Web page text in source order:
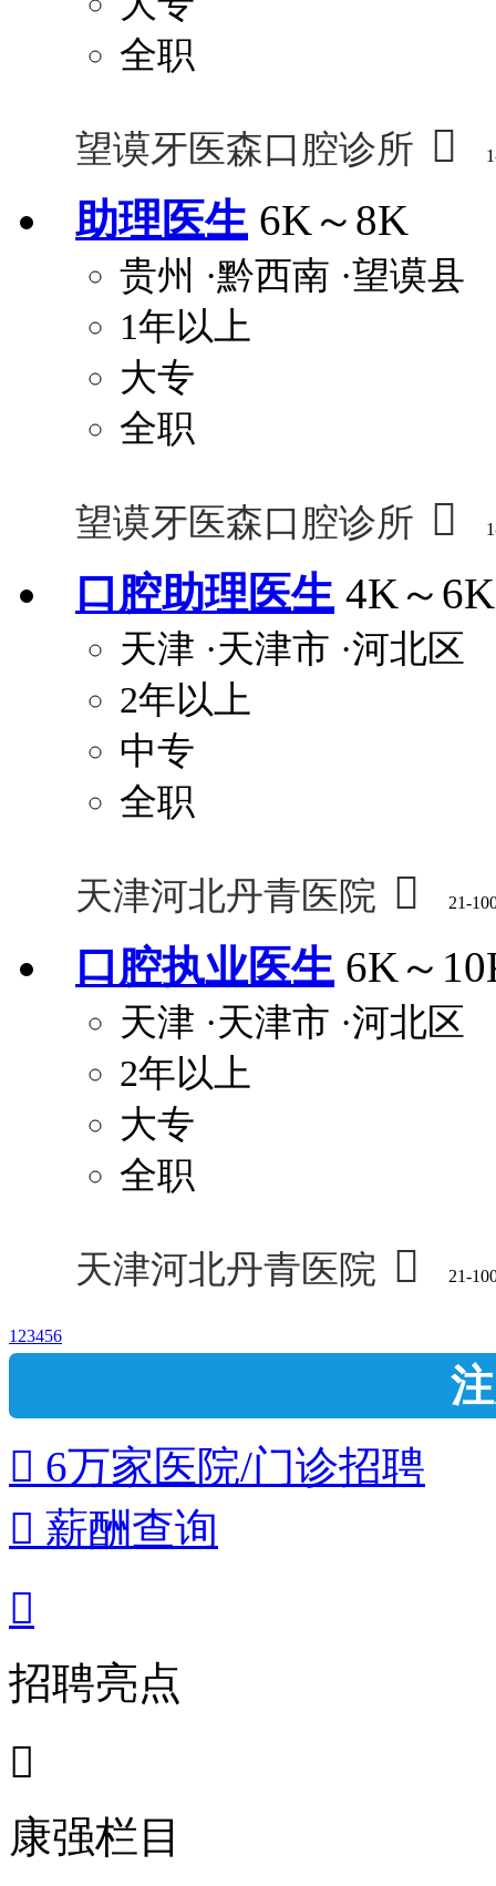
全职
望谟牙医森口腔诊所 
助理医生 6K～8K
贵州 ·黔西南 ·望谟县
1年以上
大专
全职
望谟牙医森口腔诊所 
口腔助理医生 4K～6K
天津 ·天津市 ·河北区
2年以上
中专
全职
天津河北丹青医院  21-
口腔执业医生 6K～
天津 ·天津市 ·河北区
2年以上
大专
全职
天津河北丹青医院  21-
1 23456
 6万家医院/门诊招聘
 薪酬查询

招聘亮点

康强栏目